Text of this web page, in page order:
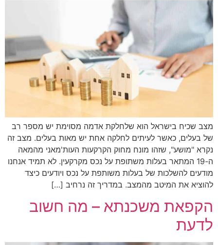
מצב שכיח בישראל הוא שלחלקת אדמה מסוימת יש מספר רב
של בעלים, כאשר לעיתים לחלקה אחת יש מאות בעלים. מצב זה
נקרא "מושע", שזהו מונח מחוק הקרקעות העות'מאני מהמאה
ה-19 המתאר בעלות משתופת על נכס מקרקעין. לא תמיד אנחנו
מודעים להשלכות של בעלות משותפת על נכס ויודעים כיצד
להוציא את המיטב מהמצב. במדריך זה נרחיב […]
הקפאת משכנתא – מה חשוב
לדעת